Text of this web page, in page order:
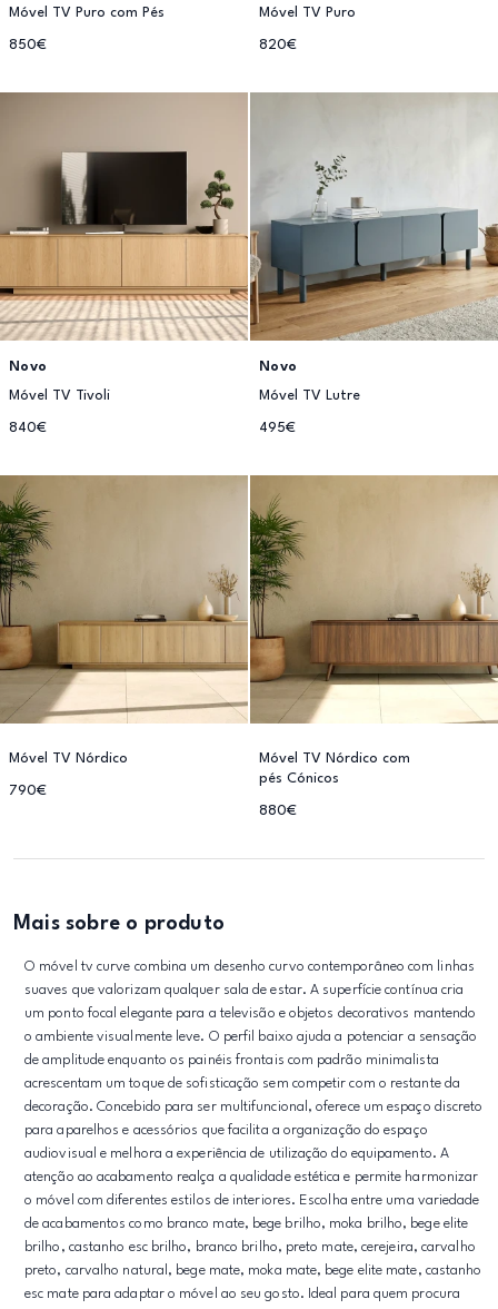
Móvel TV Puro com Pés
850€
Móvel TV Puro
820€
Novo
Móvel TV Tivoli
840€
Novo
Móvel TV Lutre
495€
Móvel TV Nórdico
790€
Móvel TV Nórdico com
pés Cónicos
880€
Mais sobre o produto
O móvel tv curve combina um desenho curvo contemporâneo com linhas
suaves que valorizam qualquer sala de estar. A superfície contínua cria
um ponto focal elegante para a televisão e objetos decorativos mantendo
o ambiente visualmente leve. O perfil baixo ajuda a potenciar a sensação
de amplitude enquanto os painéis frontais com padrão minimalista
acrescentam um toque de sofisticação sem competir com o restante da
decoração. Concebido para ser multifuncional, oferece um espaço discreto
para aparelhos e acessórios que facilita a organização do espaço
audiovisual e melhora a experiência de utilização do equipamento. A
atenção ao acabamento realça a qualidade estética e permite harmonizar
o móvel com diferentes estilos de interiores. Escolha entre uma variedade
de acabamentos como branco mate, bege brilho, moka brilho, bege elite
brilho, castanho esc brilho, branco brilho, preto mate, cerejeira, carvalho
preto, carvalho natural, bege mate, moka mate, bege elite mate, castanho
esc mate para adaptar o móvel ao seu gosto. Ideal para quem procura